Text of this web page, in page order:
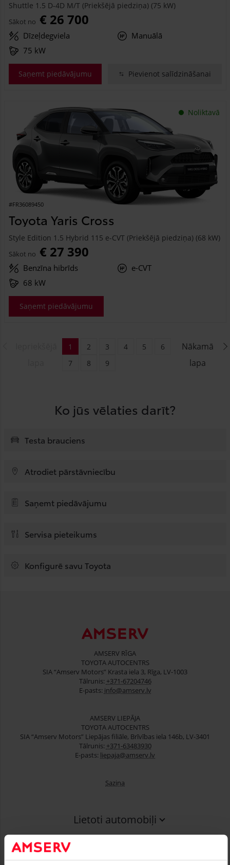
Shuttle 1.5 D-4D M/T (Priekšējā piedziņa) (75 kW)
Sākot no € 26 700
Dīzeļdegviela
Manuālā
75 kW
Saņemt piedāvājumu Pievienot salīdzināšanai
Noliktavā
#FR36089450
Toyota Yaris Cross
Style Edition 1.5 Hybrid 115 e-CVT (Priekšējā piedziņa) (68 kW)
Sākot no € 27 390
Benzīna hibrīds
e-CVT
68 kW
Saņemt piedāvājumu
Nākamā
lapa
1 2 3 4 5
6
7
8 9
Ko jūs vēlaties darīt?
Testa brauciens
Atrodiet pārstāvniecību
Saņemt piedāvājumu
Servisa pieteikums
Konfigurē savu Toyota
AMSERV RĪGA
TOYOTA AUTOCENTRS
SIA “Amserv Motors” Krasta iela 3, Rīga, LV-1003
Tālrunis: +371-67204746
E-pasts: info@amserv.lv
AMSERV LIEPĀJA
TOYOTA AUTOCENTRS
SIA “Amserv Motors” Liepājas filiāle, Brīvības iela 146b, LV-3401
Tālrunis: +371-63483930
E-pasts: liepaja@amserv.lv
Saziņa
Lietoti automobiļi
Serviss